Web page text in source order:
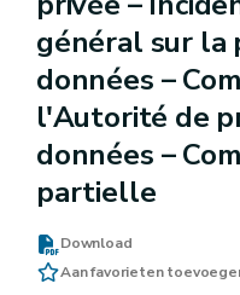
général sur la
données –
l'Autorité de
données –
partielle
Download
Aan favorieten